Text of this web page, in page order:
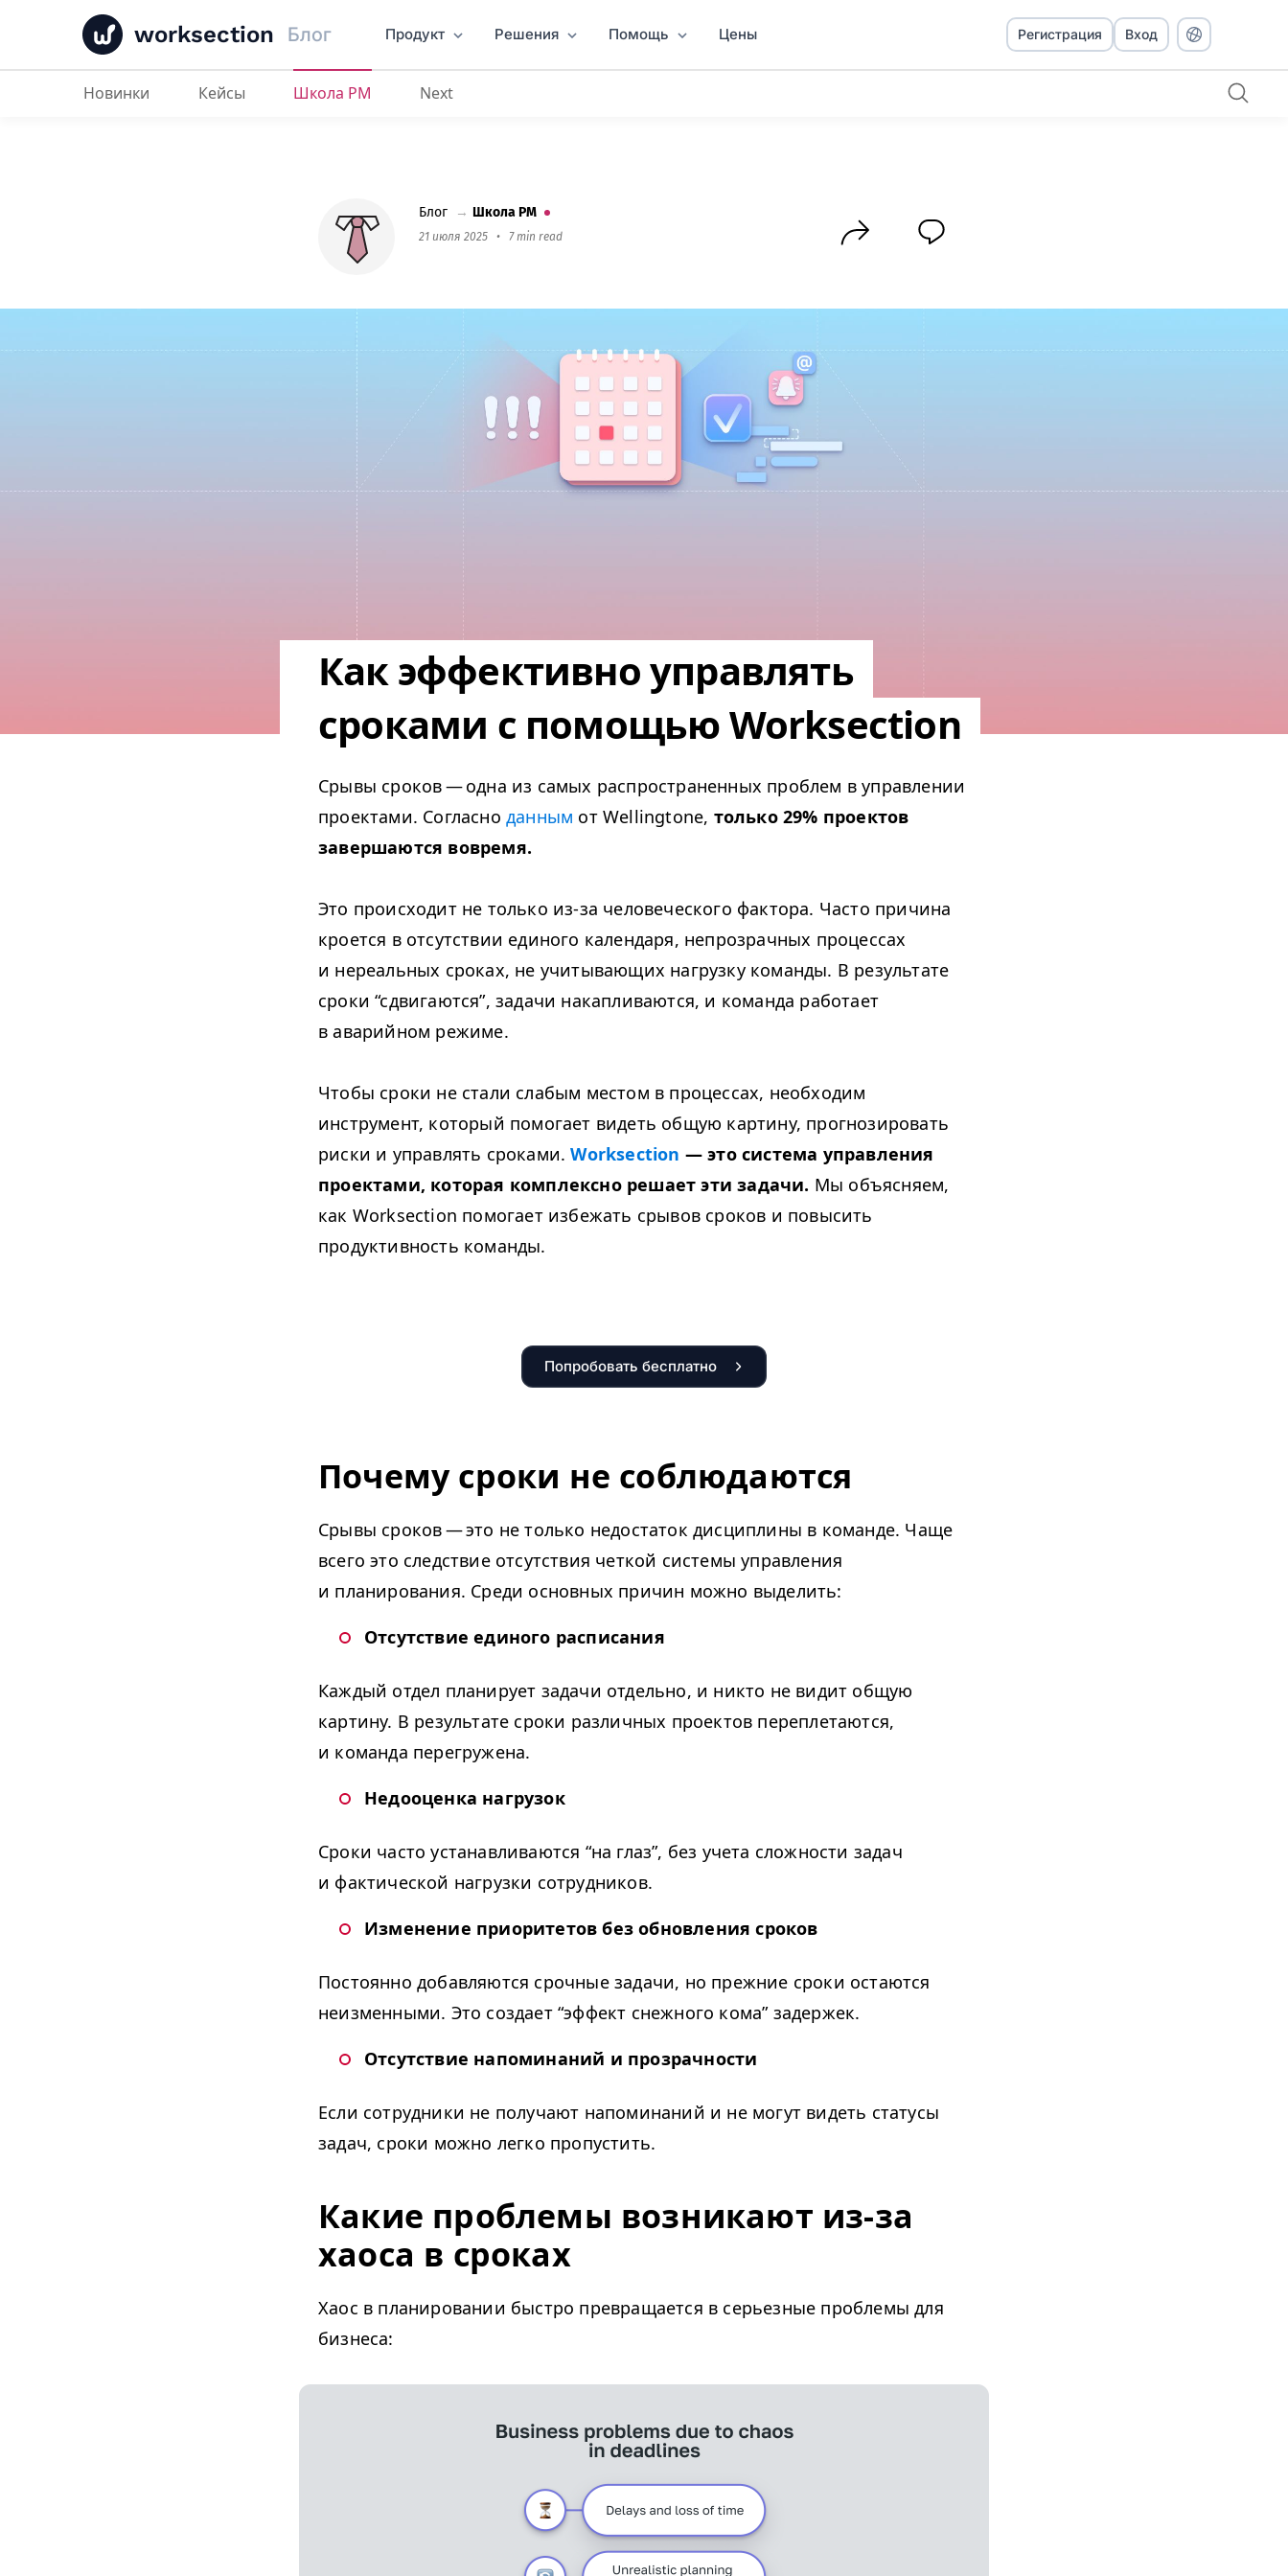
worksection Блог Продукт Решения Помощь Цены
Как эффективно управлять сроками с помощью Worksection
Регистрация Вход
Новинки Кейсы Школа PM Next
Блог → Школа PM
21 июля 2025 • 7 min read
Как эффективно управлять
сроками с помощью Worksection
Срывы сроков — одна из самых распространенных проблем в управлении
проектами. Согласно данным от Welling­tone, только 29% проектов
завершаются вовремя.
Это происходит не только из-за человеческого фактора. Часто причина
кроется в отсутствии единого календаря, непрозрачных процессах
и нереальных сроках, не учитывающих нагрузку команды. В результате
сроки“сдвигаются”, задачи накапливаются, и команда работает
в аварийном режиме.
Чтобы сроки не стали слабым местом в процессах, необходим
инструмент, который помогает видеть общую картину, прогнозировать
риски и управлять сроками. Work­sec­tion — это система управления
проектами, которая комплексно решает эти задачи. Мы объясняем,
как Work­sec­tion помогает избежать срывов сроков и повысить
продуктивность команды.
Попробовать бесплатно
Почему сроки не соблюдаются
Срывы сроков — это не только недостаток дисциплины в команде. Чаще
всего это следствие отсутствия четкой системы управления
и планирования. Среди основных причин можно выделить:
Отсутствие единого расписания
Каждый отдел планирует задачи отдельно, и никто не видит общую
картину. В результате сроки различных проектов переплетаются,
и команда перегружена.
Недооценка нагрузок
Сроки часто устанавливаются “на глаз”, без учета сложности задач
и фактической нагрузки сотрудников.
Изменение приоритетов без обновления сроков
Постоянно добавляются срочные задачи, но прежние сроки остаются
неизменными. Это создает “эффект снежного кома” задержек.
Отсутствие напоминаний и прозрачности
Если сотрудники не получают напоминаний и не могут видеть статусы
задач, сроки можно легко пропустить.
Какие проблемы возникают из-за
хаоса в сроках
Хаос в планировании быстро превращается в серьезные проблемы для
бизнеса: